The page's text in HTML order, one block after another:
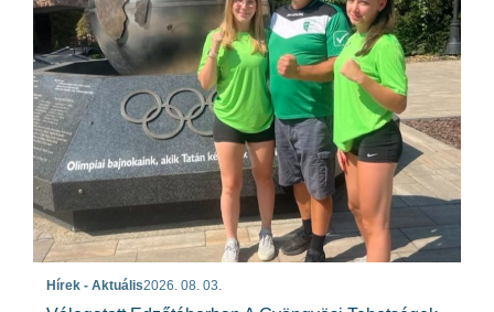
Hírek - Aktuális2026. 08. 03.